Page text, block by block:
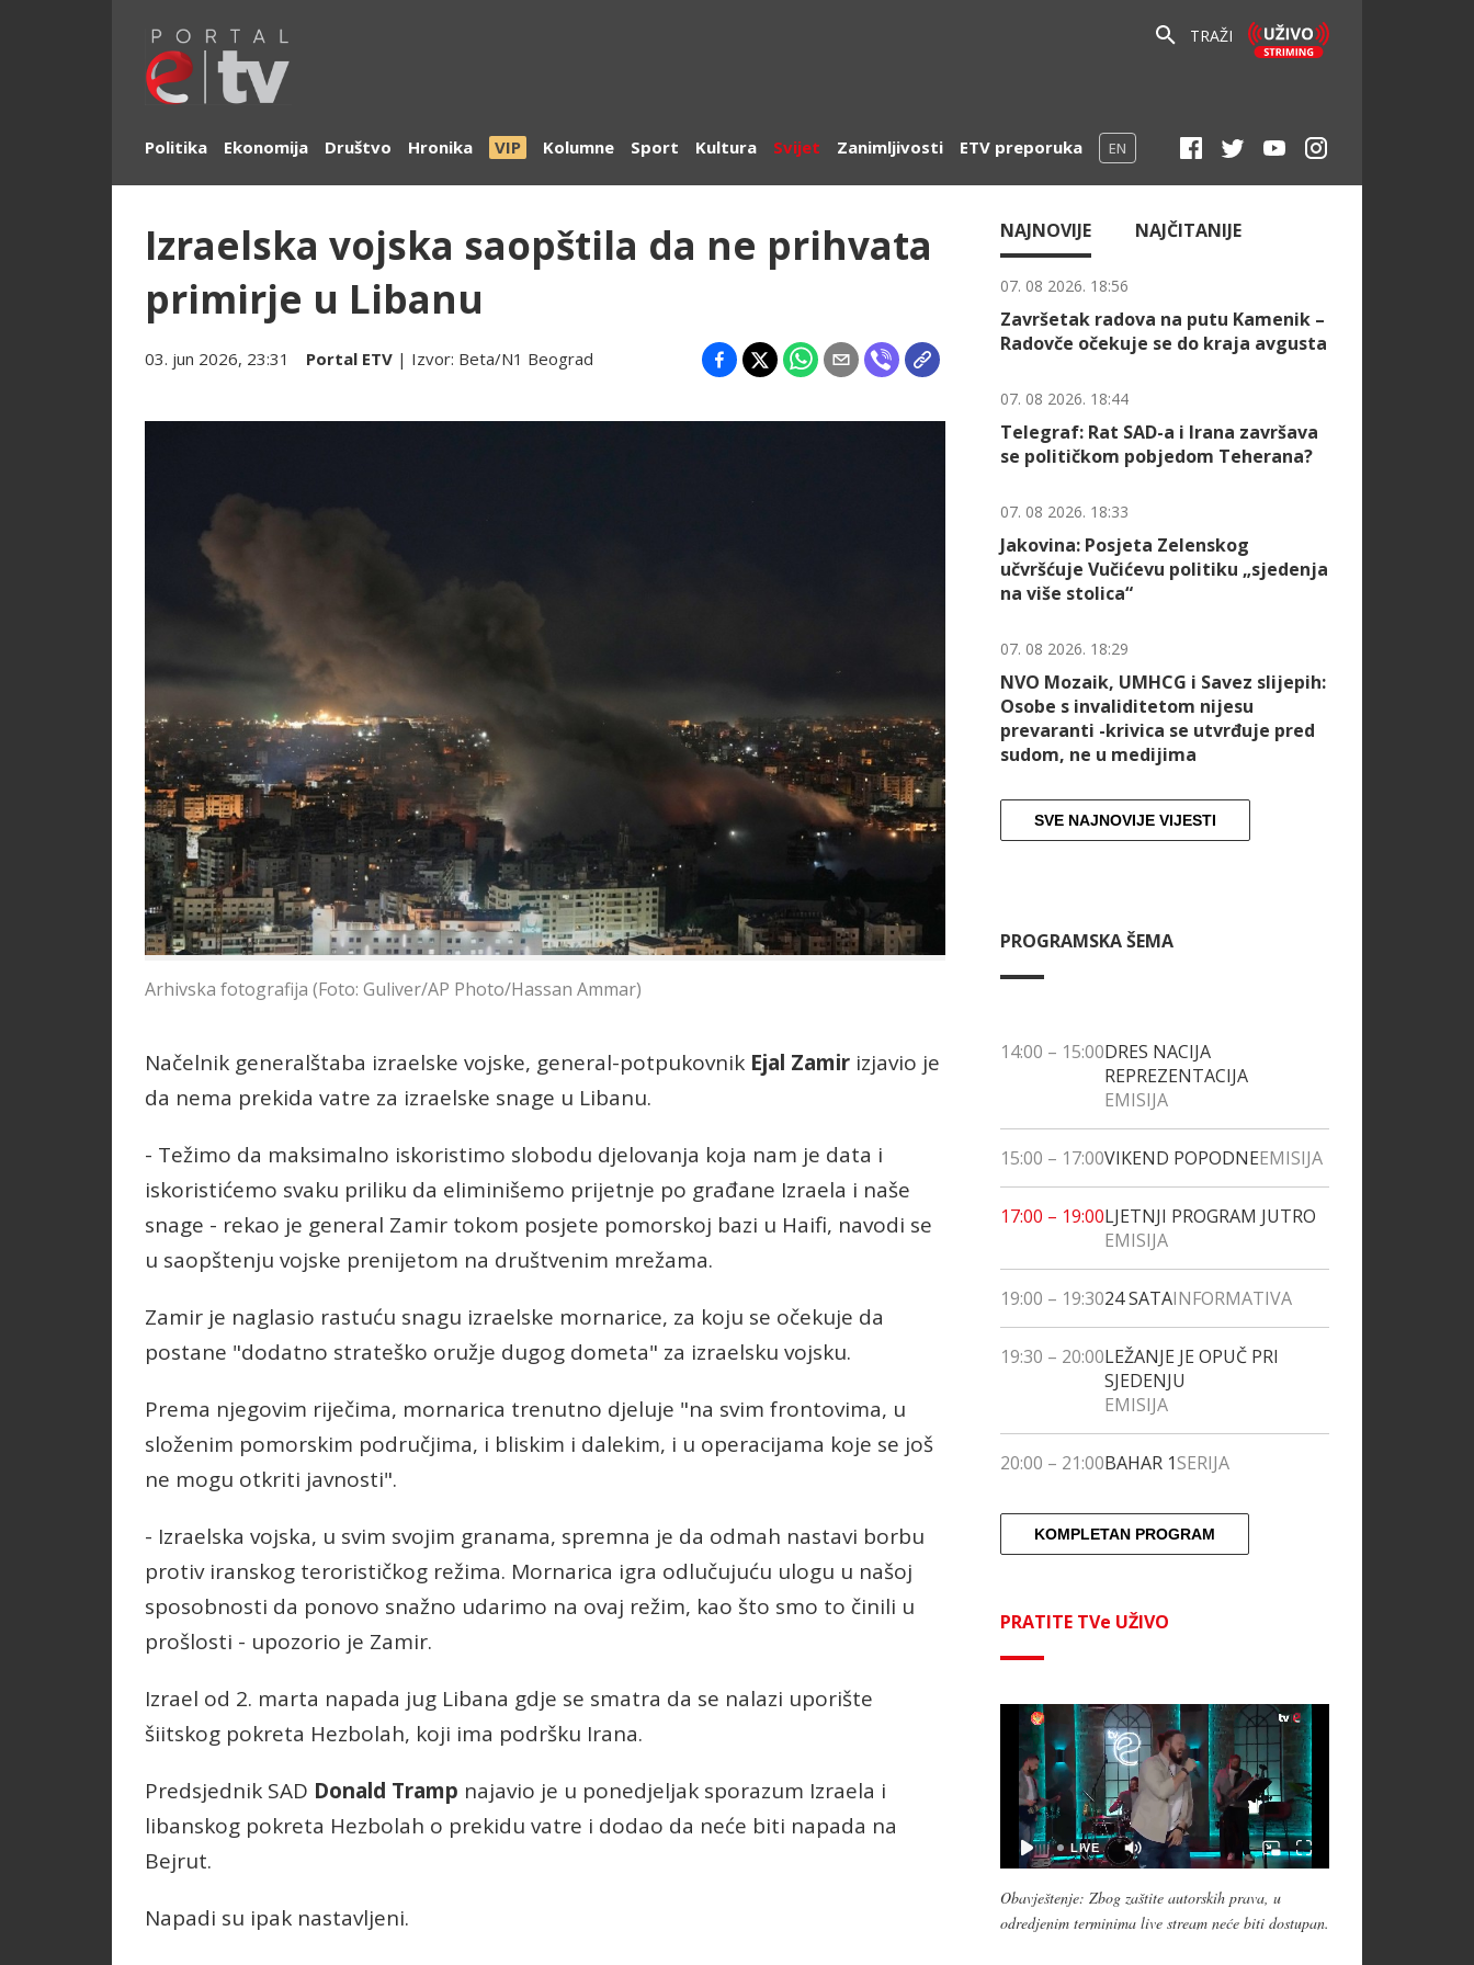
TRAŽI
Politika Ekonomija Društvo Hronika VIP Kolumne Sport Kultura Svijet Zanimljivosti ETV preporuka EN
Izraelska vojska saopštila da ne prihvata
primirje u Libanu
03. jun 2026, 23:31 Portal ETV | Izvor: Beta/N1 Beograd
Arhivska fotografija (Foto: Guliver/AP Photo/Hassan Ammar)
Načelnik generalštaba izraelske vojske, general-potpukovnik Ejal Zamir izjavio je
da nema prekida vatre za izraelske snage u Libanu.
- Težimo da maksimalno iskoristimo slobodu djelovanja koja nam je data i
iskoristićemo svaku priliku da eliminišemo prijetnje po građane Izraela i naše
snage - rekao je general Zamir tokom posjete pomorskoj bazi u Haifi, navodi se
u saopštenju vojske prenijetom na društvenim mrežama.
Zamir je naglasio rastuću snagu izraelske mornarice, za koju se očekuje da
postane "dodatno strateško oružje dugog dometa" za izraelsku vojsku.
Prema njegovim riječima, mornarica trenutno djeluje "na svim frontovima, u
složenim pomorskim područjima, i bliskim i dalekim, i u operacijama koje se još
ne mogu otkriti javnosti".
- Izraelska vojska, u svim svojim granama, spremna je da odmah nastavi borbu
protiv iranskog terorističkog režima. Mornarica igra odlučujuću ulogu u našoj
sposobnosti da ponovo snažno udarimo na ovaj režim, kao što smo to činili u
prošlosti - upozorio je Zamir.
Izrael od 2. marta napada jug Libana gdje se smatra da se nalazi uporište
šiitskog pokreta Hezbolah, koji ima podršku Irana.
Predsjednik SAD Donald Tramp najavio je u ponedjeljak sporazum Izraela i
libanskog pokreta Hezbolah o prekidu vatre i dodao da neće biti napada na
Bejrut.
Napadi su ipak nastavljeni.
NAJNOVIJE NAJČITANIJE
07. 08 2026. 18:56
Završetak radova na putu Kamenik –
Radovče očekuje se do kraja avgusta
07. 08 2026. 18:44
Telegraf: Rat SAD-a i Irana završava
se političkom pobjedom Teherana?
07. 08 2026. 18:33
Jakovina: Posjeta Zelenskog
učvršćuje Vučićevu politiku „sjedenja
na više stolica“
07. 08 2026. 18:29
NVO Mozaik, UMHCG i Savez slijepih:
Osobe s invaliditetom nijesu
prevaranti -krivica se utvrđuje pred
sudom, ne u medijima
SVE NAJNOVIJE VIJESTI
PROGRAMSKA ŠEMA
14:00 – 15:00DRES NACIJA
REPREZENTACIJA
EMISIJA
15:00 – 17:00VIKEND POPODNEEMISIJA
17:00 – 19:00LJETNJI PROGRAM JUTRO
EMISIJA
19:00 – 19:3024 SATAINFORMATIVA
19:30 – 20:00LEŽANJE JE OPUČ PRI
SJEDENJU
EMISIJA
20:00 – 21:00BAHAR 1SERIJA
KOMPLETAN PROGRAM
PRATITE TVe UŽIVO
Obavještenje: Zbog zaštite autorskih prava, u
odredjenim terminima live stream neće biti dostupan.